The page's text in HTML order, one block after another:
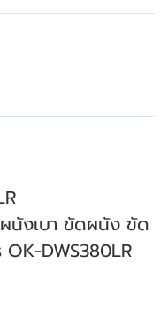
นังเบา ขัดผนัง ขัด
DWS380LR